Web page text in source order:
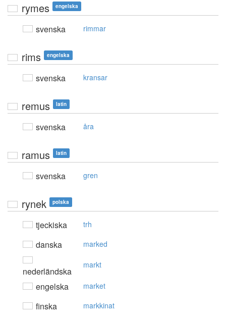
rymes engelska
svenska rimmar
rims engelska
svenska kransar
remus latin
svenska åra
ramus latin
svenska gren
rynek polska
tjeckiska trh
danska marked
nederländska
markt
engelska market
finska markkinat